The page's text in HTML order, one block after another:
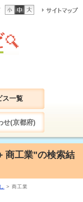
ス一覧
せ(京都府)
商工業"の検索結
> 商工業